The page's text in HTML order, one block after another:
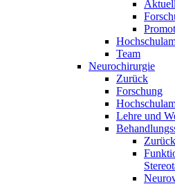
Team
Neurochirurgie
Zurück
Forschung
Lehre und
Zurück